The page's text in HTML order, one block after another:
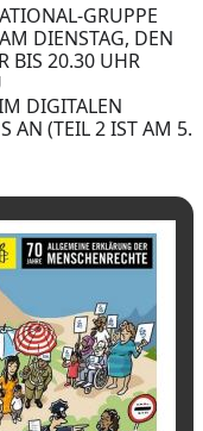
GRUPPE
DIENSTAG, DEN
BIS 20.30 UHR
DIGITALEN
AN (TEIL 2 IST AM 5.